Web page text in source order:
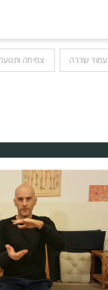
עמוד שדרה צמיחה